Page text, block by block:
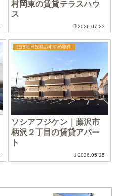
村岡東の賃貸テラスハウ
ス
2026.07.23
ほぼ毎日投稿おすすめ物件
ソシアフジケン｜藤沢市
柄沢２丁目の賃貸アパー
ト
2026.05.25